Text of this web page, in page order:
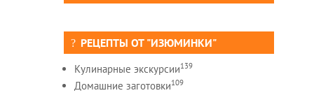
РЕЦЕПТЫ ОТ "ИЗЮМИНКИ"
Кулинарные экскурсии139
Домашние заготовки109